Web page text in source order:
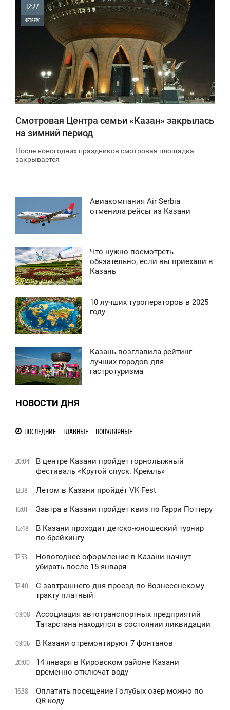
12:27
ЧЕТВЕРГ
Смотровая Центра семьи «Казан» закрылась
на зимний период
После новогодних праздников смотровая площадка
закрывается
Авиакомпания Air Serbia
отменила рейсы из Казани
Что нужно посмотреть
обязательно, если вы приехали в
Казань
10 лучших туроператоров в 2025
году
Казань возглавила рейтинг
лучших городов для
гастротуризма
НОВОСТИ ДНЯ
ПОСЛЕДНИЕ ГЛАВНЫЕ ПОПУЛЯРНЫЕ
20:04
В центре Казани пройдет горнолыжный
фестиваль «Крутой спуск. Кремль»
12:38 Летом в Казани пройдёт VK Fest
16:01 Завтра в Казани пройдет квиз по Гарри Поттеру
15:48
В Казани проходит детско-юношеский турнир
по брейкингу
12:53
Новогоднее оформление в Казани начнут
убирать после 15 января
12:40
С завтрашнего дня проезд по Вознесенскому
тракту платный
09:08
Ассоциация автотранспортных предприятий
Татарстана находится в состоянии ликвидации
09:06 В Казани отремонтируют 7 фонтанов
20:00
14 января в Кировском районе Казани
временно отключат воду
16:38
Оплатить посещение Голубых озер можно по
QR-коду